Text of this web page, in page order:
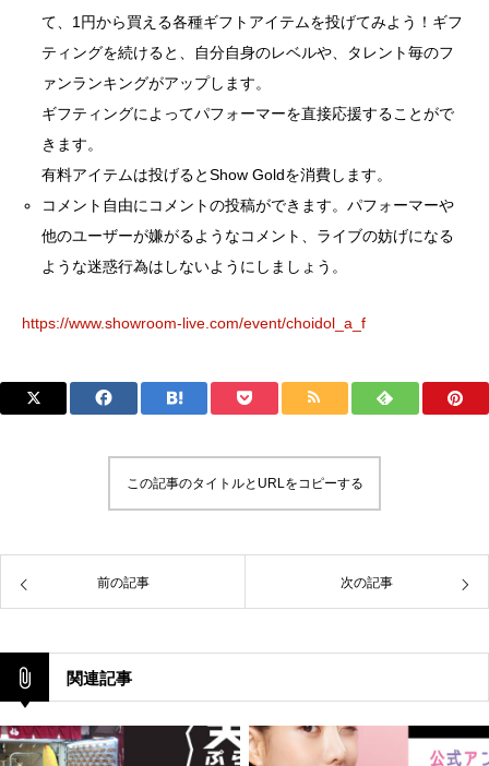
て、1円から買える各種ギフトアイテムを投げてみよう！ギフ
ティングを続けると、自分自身のレベルや、タレント毎のフ
ァンランキングがアップします。
ギフティングによってパフォーマーを直接応援することがで
きます。
有料アイテムは投げるとShow Goldを消費します。
コメント自由にコメントの投稿ができます。パフォーマーや
他のユーザーが嫌がるようなコメント、ライブの妨げになる
ような迷惑行為はしないようにしましょう。
https://www.showroom-live.com/event/choidol_a_f
この記事のタイトルとURLをコピーする
前の記事 次の記事
関連記事